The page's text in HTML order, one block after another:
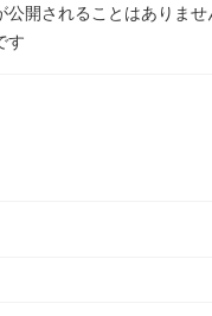
公開されることはありませ
す